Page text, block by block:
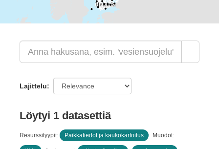
Lajittelu
Löytyi 1 datasettiä
Resurssityypit: Paikkatiedot ja kaukokartoitus Muodot: